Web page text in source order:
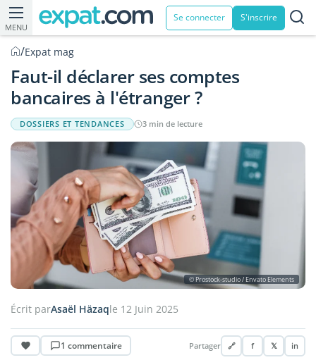
MENU
Se connecter S'inscrire
/Expat mag
Faut-il déclarer ses comptes
bancaires à l'étranger ?
DOSSIERS ET TENDANCES 3 min de lecture
© Prostock-studio / Envato Elements
Écrit parAsaël Häzaqle 12 Juin 2025
1 commentaire Partager 🔗 f 𝕏 in